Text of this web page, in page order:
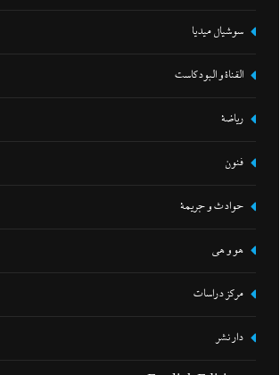
سوشيال ميديا
القناة و البودكاست
رياضة
فنون
حوادث و جريمة
هو و هي
مركز دراسات
دار نشر